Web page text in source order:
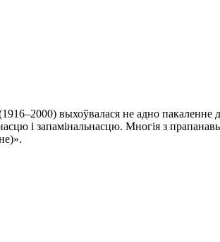
выхоўвалася не адно
і запамінальнасцю. Многія з